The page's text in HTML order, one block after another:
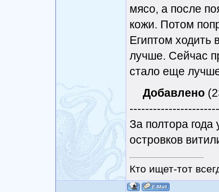
мясо, а после
кожи. Потом
Египтом ходить
лучше. Сейчас
стало еще
Добавлено
За полтора года
островков
Кто ищет-тот